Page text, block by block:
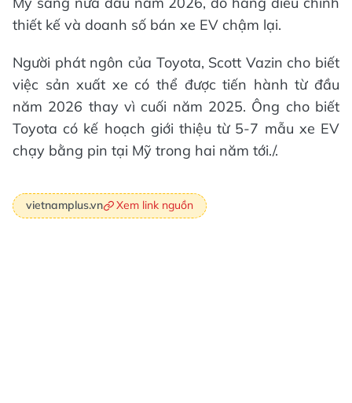
thiết kế và doanh số bán xe EV chậm lại.
Người phát ngôn của Toyota, Scott Vazin cho biết
việc sản xuất xe có thể được tiến hành từ đầu
năm 2026 thay vì cuối năm 2025. Ông cho biết
Toyota có kế hoạch giới thiệu từ 5-7 mẫu xe EV
chạy bằng pin tại Mỹ trong hai năm tới./.
vietnamplus.vn Xem link nguồn